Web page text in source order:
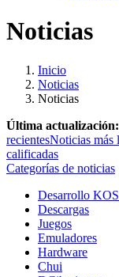
Noticias
Inicio
Noticias
Noticias
Última actualización:
recientesNoticias más
calificadas
Categorías de noticias
Desarrollo
Descargas
Juegos
Emuladores
Hardware
Chui